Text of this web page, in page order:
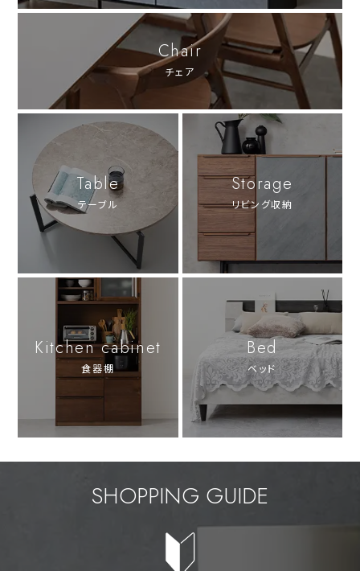
Chair
チェア
Table
テーブル
Storage
リビング収納
Kitchen cabinet
食器棚
Bed
ベッド
SHOPPING GUIDE